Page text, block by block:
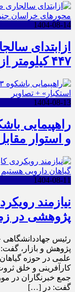
1404-08-14
ازابتدای
۴۴۷ کیلومتر از محورهای خراسان جنوبی
1404-08-13
و استوار
1404-08-11
نیازمند
پژوهشی در
رئیس جهاددانشگاهی
پژوهش و بازار،
علمی در حوزه
کارآفرینی و خلق
جمع خبرنگاران در
گفت: در […]